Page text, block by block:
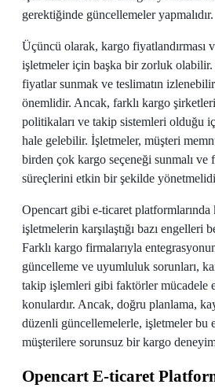
gerektiğinde güncellemeler yapmalıdır.
Üçüncü olarak, kargo fiyatlandırması
işletmeler için başka bir zorluk
fiyatlar sunmak ve teslimatın izlenebilir
önemlidir. Ancak, farklı kargo
politikaları ve takip sistemleri olduğu
hale gelebilir. İşletmeler, müşteri
birden çok kargo seçeneği sunmalı ve
süreçlerini etkin bir şekilde
Opencart gibi e-ticaret platformlarında
işletmelerin karşılaştığı bazı engelleri
Farklı kargo firmalarıyla
güncelleme ve uyumluluk sorunları,
takip işlemleri gibi faktörler mücadele
konulardır. Ancak, doğru planlama,
düzenli güncellemelerle, işletmeler bu
müşterilere sorunsuz bir kargo
Opencart E-ticaret